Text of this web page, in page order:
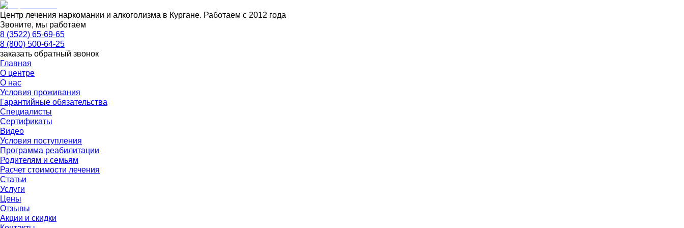
Центр лечения наркомании и алкоголизма в Кургане. Работаем с 2012 года
Звоните, мы работаем
8 (3522) 65-69-65
8 (800) 500-64-25
заказать обратный звонок
Главная
О центре
О нас
Условия проживания
Гарантийные обязательства
Специалисты
Сертификаты
Видео
Условия поступления
Программа реабилитации
Родителям и семьям
Расчет стоимости лечения
Статьи
Услуги
Цены
Отзывы
Акции и скидки